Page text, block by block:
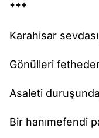
***
Karahisar
Gönülleri
Asaleti
Bir hanımefendi